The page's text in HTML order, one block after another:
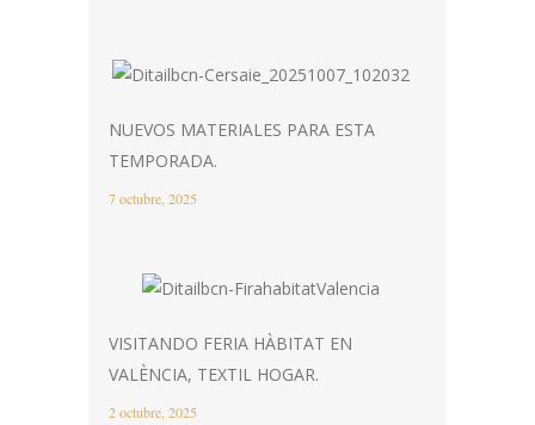
NUEVOS MATERIALES PARA ESTA
TEMPORADA.
7 octubre, 2025
VISITANDO FERIA HÀBITAT EN
VALÈNCIA, TEXTIL HOGAR.
2 octubre, 2025